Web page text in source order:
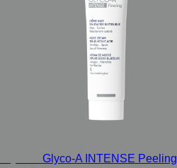
Glyco-A INTENSE Peeling